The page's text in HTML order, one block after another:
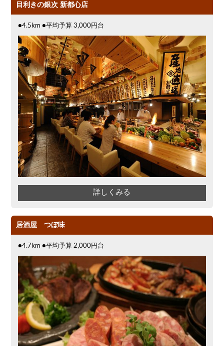
目利きの銀次 新都心店
●4.5km ●平均予算 3,000円台
詳しくみる
居酒屋 つぼ味
●4.7km ●平均予算 2,000円台